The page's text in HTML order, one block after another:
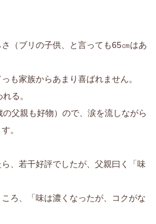
（ブリの子供、と言っても65㎝はあ
も家族からあまり喜ばれません。
る。
父親も好物）ので、涙を流しながら
。
、若干好評でしたが、父親曰く「味
ろ、「味は濃くなったが、コクがな